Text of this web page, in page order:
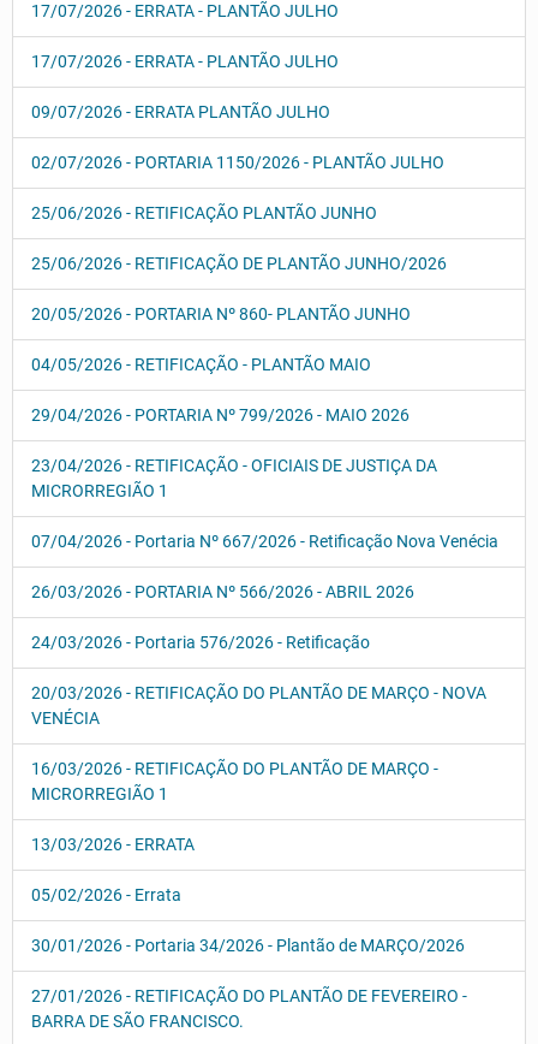
17/07/2026 - ERRATA - PLANTÃO JULHO
17/07/2026 - ERRATA - PLANTÃO JULHO
09/07/2026 - ERRATA PLANTÃO JULHO
02/07/2026 - PORTARIA 1150/2026 - PLANTÃO JULHO
25/06/2026 - RETIFICAÇÃO PLANTÃO JUNHO
25/06/2026 - RETIFICAÇÃO DE PLANTÃO JUNHO/2026
20/05/2026 - PORTARIA Nº 860- PLANTÃO JUNHO
04/05/2026 - RETIFICAÇÃO - PLANTÃO MAIO
29/04/2026 - PORTARIA Nº 799/2026 - MAIO 2026
23/04/2026 - RETIFICAÇÃO - OFICIAIS DE JUSTIÇA DA
MICRORREGIÃO 1
07/04/2026 - Portaria Nº 667/2026 - Retificação Nova Venécia
26/03/2026 - PORTARIA Nº 566/2026 - ABRIL 2026
24/03/2026 - Portaria 576/2026 - Retificação
20/03/2026 - RETIFICAÇÃO DO PLANTÃO DE MARÇO - NOVA
VENÉCIA
16/03/2026 - RETIFICAÇÃO DO PLANTÃO DE MARÇO -
MICRORREGIÃO 1
13/03/2026 - ERRATA
05/02/2026 - Errata
30/01/2026 - Portaria 34/2026 - Plantão de MARÇO/2026
27/01/2026 - RETIFICAÇÃO DO PLANTÃO DE FEVEREIRO -
BARRA DE SÃO FRANCISCO.